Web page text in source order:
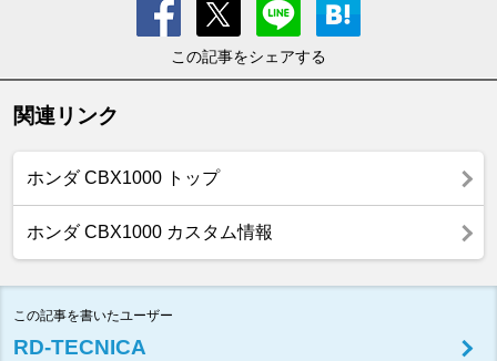
この記事をシェアする
関連リンク
ホンダ CBX1000 トップ
ホンダ CBX1000 カスタム情報
この記事を書いたユーザー
RD-TECNICA